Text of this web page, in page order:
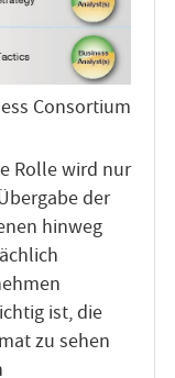
Consortium
Rolle wird nur
der
hinweg
ist, die
zu sehen